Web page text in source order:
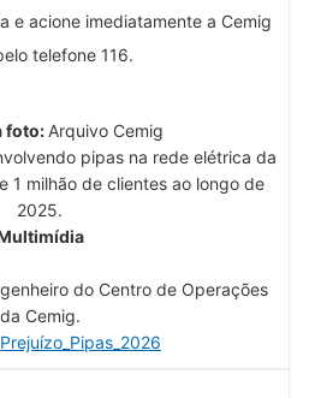
e acione imediatamente a Cemig
telefone 116.
foto: Arquivo Cemig
pipas na rede elétrica da
1 milhão de clientes ao longo de
2025.
do Centro de Operações
da Cemig.
Prejuízo_Pipas_2026